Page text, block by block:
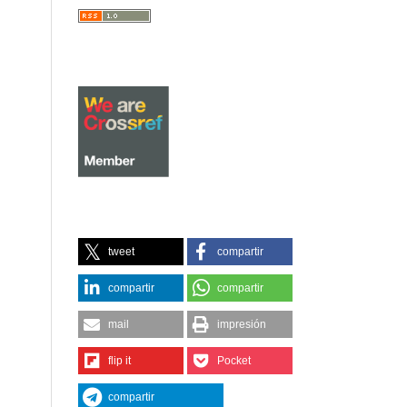
tweet compartir
compartir compartir
mail impresión
flip it Pocket
compartir